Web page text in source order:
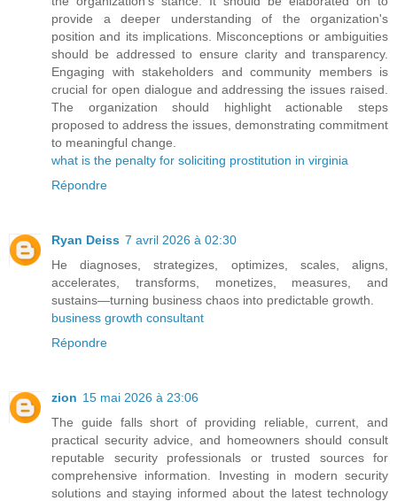
provide a deeper understanding of the organization's
position and its implications. Misconceptions or ambiguities
should be addressed to ensure clarity and transparency.
Engaging with stakeholders and community members is
crucial for open dialogue and addressing the issues raised.
The organization should highlight actionable steps
proposed to address the issues, demonstrating commitment
to meaningful change.
what is the penalty for soliciting prostitution in virginia
Répondre
Ryan Deiss 7 avril 2026 à 02:30
He diagnoses, strategizes, optimizes, scales, aligns,
accelerates, transforms, monetizes, measures, and
sustains—turning business chaos into predictable growth.
business growth consultant​
Répondre
zion 15 mai 2026 à 23:06
The guide falls short of providing reliable, current, and
practical security advice, and homeowners should consult
reputable security professionals or trusted sources for
comprehensive information. Investing in modern security
solutions and staying informed about the latest technology